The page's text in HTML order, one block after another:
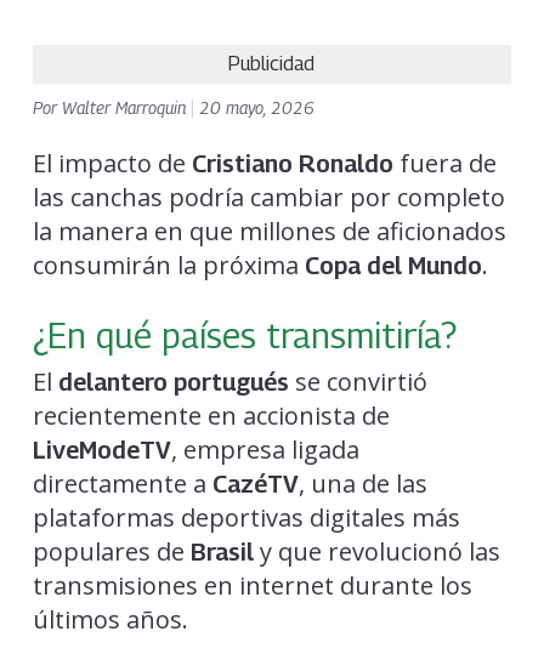
Publicidad
Por Walter Marroquin 20 mayo, 2026
El impacto de Cristiano Ronaldo fuera de
las canchas podría cambiar por completo
la manera en que millones de aficionados
consumirán la próxima Copa del Mundo.
¿En qué países transmitiría?
El delantero portugués se convirtió
recientemente en accionista de
LiveModeTV, empresa ligada
directamente a CazéTV, una de las
plataformas deportivas digitales más
populares de Brasily que revolucionó las
transmisiones en internet durante los
últimos años.